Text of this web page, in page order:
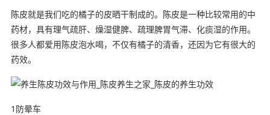
陈皮就是我们吃的橘子的皮晒干制成的。陈皮是一种比较常用的中
药材，具有理气疏肝、燥湿健脾、疏理脾胃气滞、化痰湿的作用。
很多人都爱用陈皮泡水喝，不仅有橘子的清香，还因为它有很大的
药效。
1防晕车